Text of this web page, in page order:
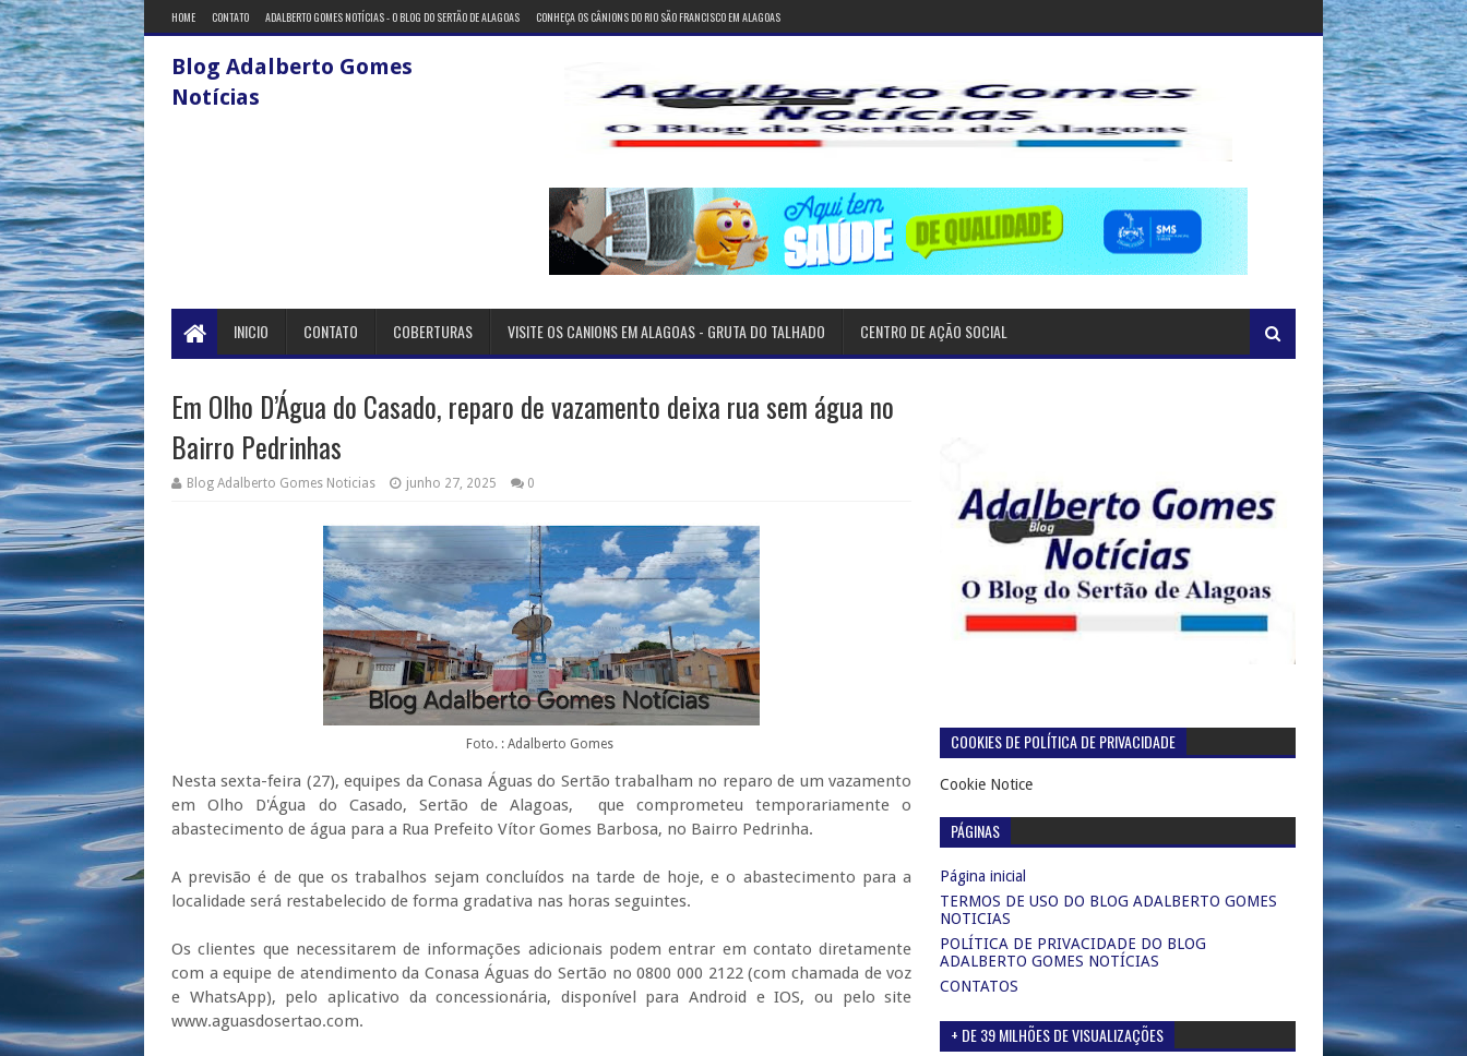
HOME CONTATO ADALBERTO GOMES NOTÍCIAS - O BLOG DO SERTÃO DE ALAGOAS CONHEÇA OS CÂNIONS DO RIO SÃO FRANCISCO EM ALAGOAS
Blog Adalberto Gomes
Notícias
INICIO CONTATO COBERTURAS VISITE OS CANIONS EM ALAGOAS - GRUTA DO TALHADO CENTRO DE AÇÃO SOCIAL
Em Olho D’Água do Casado, reparo de vazamento deixa rua sem água no
Bairro Pedrinhas
Blog Adalberto Gomes Noticias junho 27, 2025 0
Foto. : Adalberto Gomes
Nesta sexta-feira (27), equipes da Conasa Águas do Sertão trabalham no reparo de um vazamento
em Olho D'Água do Casado, Sertão de Alagoas, que comprometeu temporariamente o
abastecimento de água para a Rua Prefeito Vítor Gomes Barbosa, no Bairro Pedrinha.
A previsão é de que os trabalhos sejam concluídos na tarde de hoje, e o abastecimento para a
localidade será restabelecido de forma gradativa nas horas seguintes.
Os clientes que necessitarem de informações adicionais podem entrar em contato diretamente
com a equipe de atendimento da Conasa Águas do Sertão no 0800 000 2122 (com chamada de voz
e WhatsApp), pelo aplicativo da concessionária, disponível para Android e IOS, ou pelo site
www.aguasdosertao.com.
COOKIES DE POLÍTICA DE PRIVACIDADE
Cookie Notice
PÁGINAS
Página inicial
TERMOS DE USO DO BLOG ADALBERTO GOMES
NOTICIAS
POLÍTICA DE PRIVACIDADE DO BLOG
ADALBERTO GOMES NOTÍCIAS
CONTATOS
+ DE 39 MILHÕES DE VISUALIZAÇÕES